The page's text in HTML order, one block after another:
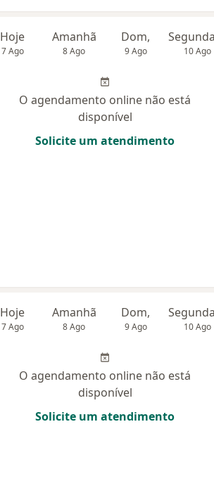
Hoje
7 Ago
Amanhã
8 Ago
Dom,
9 Ago 10 Ago
O agendamento online não está
disponível
Solicite um atendimento
Hoje
7 Ago
Amanhã
8 Ago
Dom,
9 Ago 10 Ago
O agendamento online não está
disponível
Solicite um atendimento